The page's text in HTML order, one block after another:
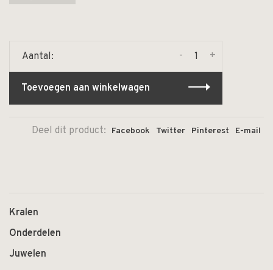
Aantal: +
-
Toevoegen aan winkelwagen
Deel dit product: Facebook Twitter Pinterest E-mail
Kralen
Onderdelen
Juwelen